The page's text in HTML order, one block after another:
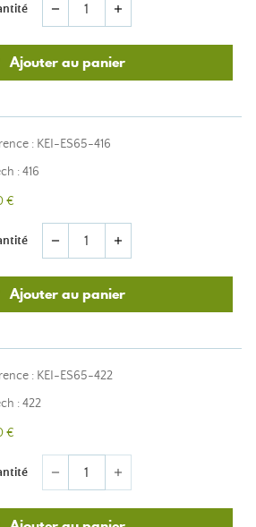
remove add
Ajouter au panier
: KEI-ES65-416
: 416
€
remove add
Ajouter au panier
: KEI-ES65-422
: 422
€
remove add